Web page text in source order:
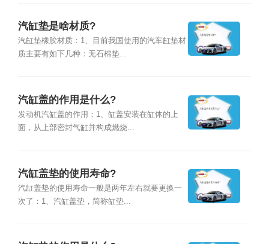
汽缸垫是啥材质?
汽缸垫橡胶材质：1、目前我国使用的汽车缸垫材
质主要有如下几种：无石棉垫...
汽缸盖的作用是什么?
发动机汽缸盖的作用：1、缸盖安装在缸体的上
面，从上部密封气缸并构成燃烧...
汽缸盖垫的使用寿命?
汽缸盖垫的使用寿命一般是两年左右就要更换一
次了：1、汽缸盖垫，简称缸垫...